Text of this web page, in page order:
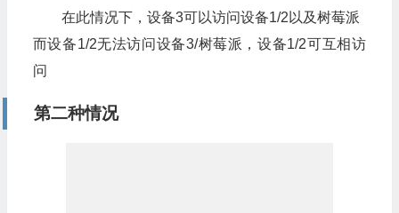
在此情况下，设备3可以访问设备1/2以及树莓派
而设备1/2无法访问设备3/树莓派，设备1/2可互相访
问
第二种情况